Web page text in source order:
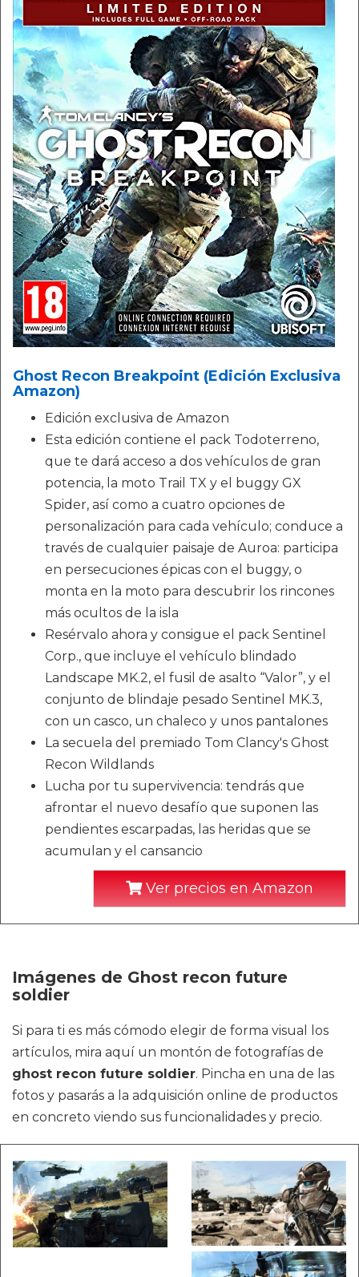
Ghost Recon Breakpoint (Edición Exclusiva
Amazon)
Edición exclusiva de Amazon
Esta edición contiene el pack Todoterreno,
que te dará acceso a dos vehículos de gran
potencia, la moto Trail TX y el buggy GX
Spider, así como a cuatro opciones de
personalización para cada vehículo; conduce a
través de cualquier paisaje de Auroa: participa
en persecuciones épicas con el buggy, o
monta en la moto para descubrir los rincones
más ocultos de la isla
Resérvalo ahora y consigue el pack Sentinel
Corp., que incluye el vehículo blindado
Landscape MK.2, el fusil de asalto “Valor”, y el
conjunto de blindaje pesado Sentinel MK.3,
con un casco, un chaleco y unos pantalones
La secuela del premiado Tom Clancy's Ghost
Recon Wildlands
Lucha por tu supervivencia: tendrás que
afrontar el nuevo desafío que suponen las
pendientes escarpadas, las heridas que se
acumulan y el cansancio
Ver precios en Amazon
Imágenes de Ghost recon future
soldier
Si para ti es más cómodo elegir de forma visual los
artículos, mira aquí un montón de fotografías de
ghost recon future soldier. Pincha en una de las
fotos y pasarás a la adquisición online de productos
en concreto viendo sus funcionalidades y precio.